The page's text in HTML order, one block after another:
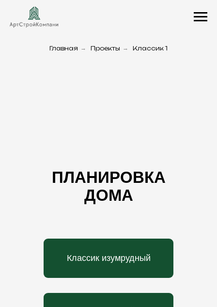
Главная → Проекты → Классик 1
Классик изумрудный
ПЛАНИРОВКА
ДОМА